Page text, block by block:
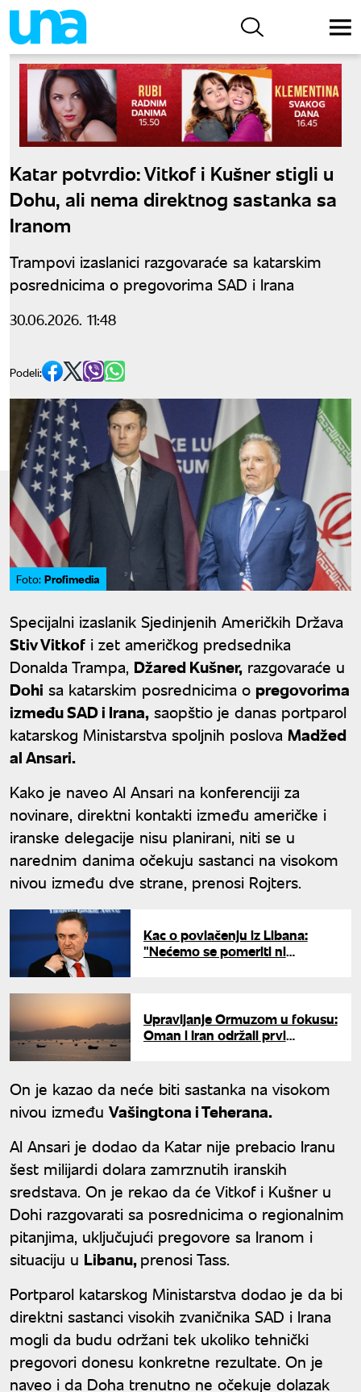
Katar potvrdio: Vitkof i Kušner stigli u
Dohu, ali nema direktnog sastanka sa
Iranom
Trampovi izaslanici razgovaraće sa katarskim
posrednicima o pregovorima SAD i Irana
30.06.2026. 11:48
Podeli:
Foto: Profimedia
Specijalni izaslanik Sjedinjenih Američkih Država
Stiv Vitkof i zet američkog predsednika
Donalda Trampa, Džared Kušner, razgovaraće u
Dohi sa katarskim posrednicima o pregovorima
između SAD i Irana, saopštio je danas portparol
katarskog Ministarstva spoljnih poslova Madžed
al Ansari.
Kako je naveo Al Ansari na konferenciji za
novinare, direktni kontakti između američke i
iranske delegacije nisu planirani, niti se u
narednim danima očekuju sastanci na visokom
nivou između dve strane, prenosi Rojters.
Kac o povlačenju iz Libana:
"Nećemo se pomeriti ni
Upravljanje Ormuzom u fokusu:
Oman i Iran održali prvi
On je kazao da neće biti sastanka na visokom
nivou između Vašingtona i Teherana.
Al Ansari je dodao da Katar nije prebacio Iranu
šest milijardi dolara zamrznutih iranskih
sredstava. On je rekao da će Vitkof i Kušner u
Dohi razgovarati sa posrednicima o regionalnim
pitanjima, uključujući pregovore sa Iranom i
situaciju u Libanu,prenosi Tass.
Portparol katarskog Ministarstva dodao je da bi
direktni sastanci visokih zvaničnika SAD i Irana
mogli da budu održani tek ukoliko tehnički
pregovori donesu konkretne rezultate. On je
naveo i da Doha trenutno ne očekuje dolazak